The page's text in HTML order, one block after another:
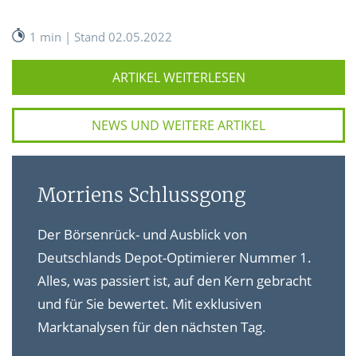
1 min | Stand 02.05.2022
ARTIKEL WEITERLESEN
NEWS UND WEITERE ARTIKEL
Morriens Schlussgong
Der Börsenrück- und Ausblick von
Deutschlands Depot-Optimierer Nummer 1.
Alles, was passiert ist, auf den Kern gebracht
und für Sie bewertet. Mit exklusiven
Marktanalysen für den nächsten Tag.